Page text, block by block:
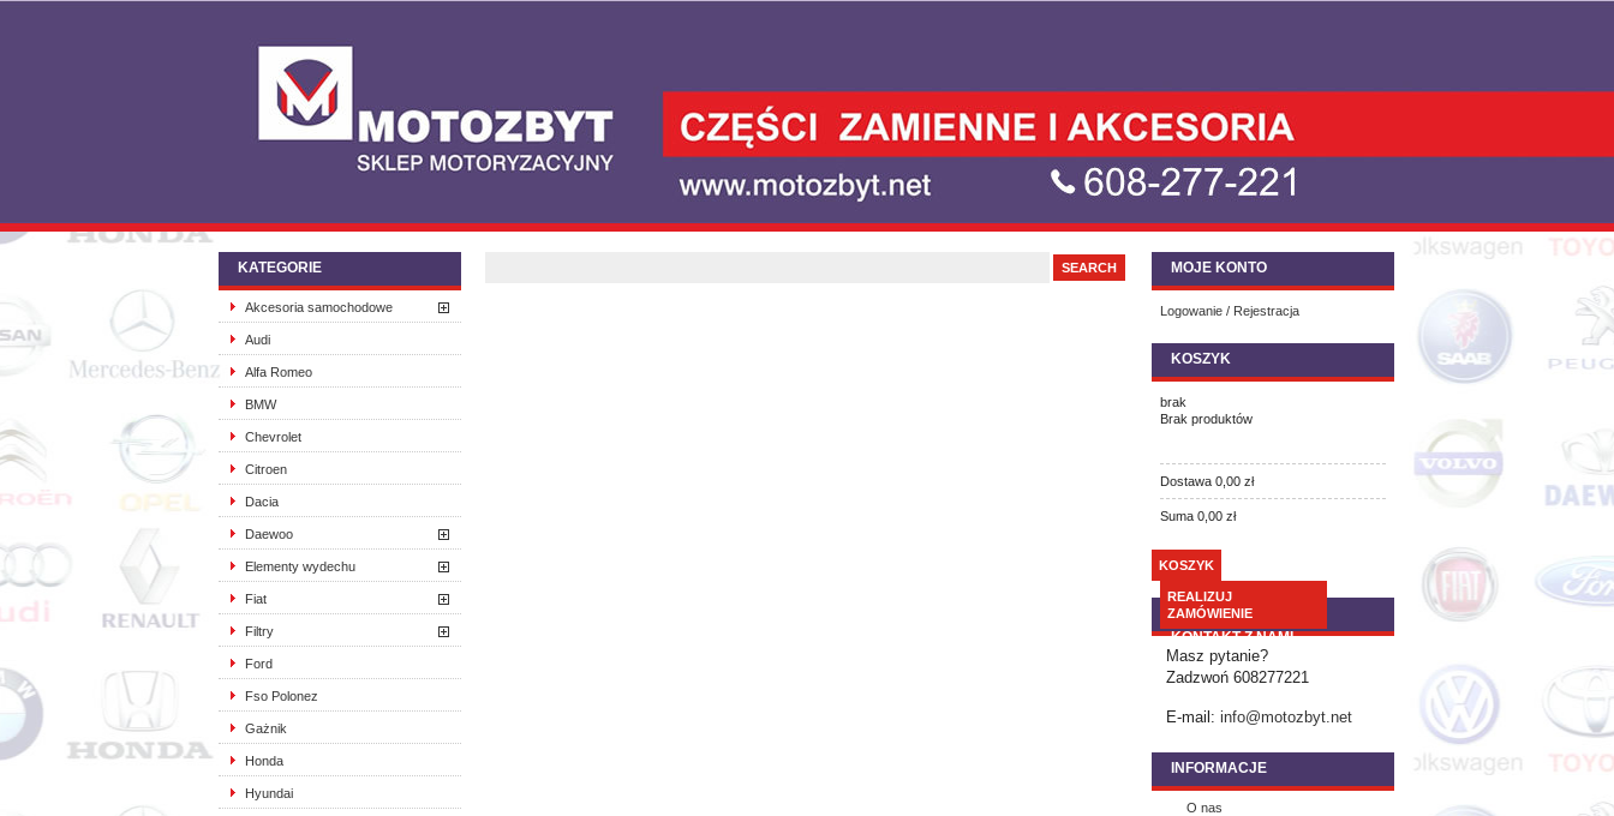
KATEGORIE
Akcesoria samochodowe
Audi
Alfa Romeo
BMW
Chevrolet
Citroen
Dacia
Daewoo
Elementy wydechu
Fiat
Filtry
Ford
Fso Polonez
Gażnik
Honda
Hyundai
MOJE KONTO
Logowanie / Rejestracja
KOSZYK
brak
Brak produktów
Dostawa 0,00 zł
Suma 0,00 zł
KOSZYK
REALIZUJ
ZAMÓWIENIE
KONTAKT Z NAMI
Masz pytanie?
Zadzwoń 608277221
E-mail: info@motozbyt.net
INFORMACJE
O nas